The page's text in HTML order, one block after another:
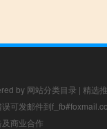
by 网站分类目录 | 精选
可发邮件到
商业合作